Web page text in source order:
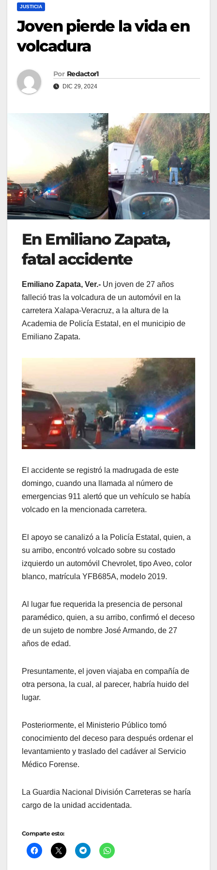
JUSTICIA
Joven pierde la vida en
volcadura
Por Redactor1
DIC 29, 2024
En Emiliano Zapata,
fatal accidente
Emiliano Zapata, Ver.- Un joven de 27 años
falleció tras la volcadura de un automóvil en la
carretera Xalapa-Veracruz, a la altura de la
Academia de Policía Estatal, en el municipio de
Emiliano Zapata.
El accidente se registró la madrugada de este
domingo, cuando una llamada al número de
emergencias 911 alertó que un vehículo se había
volcado en la mencionada carretera.
El apoyo se canalizó a la Policía Estatal, quien, a
su arribo, encontró volcado sobre su costado
izquierdo un automóvil Chevrolet, tipo Aveo, color
blanco, matrícula YFB685A, modelo 2019.
Al lugar fue requerida la presencia de personal
paramédico, quien, a su arribo, confirmó el deceso
de un sujeto de nombre José Armando, de 27
años de edad.
Presuntamente, el joven viajaba en compañía de
otra persona, la cual, al parecer, habría huido del
lugar.
Posteriormente, el Ministerio Público tomó
conocimiento del deceso para después ordenar el
levantamiento y traslado del cadáver al Servicio
Médico Forense.
La Guardia Nacional División Carreteras se haría
cargo de la unidad accidentada.
Comparte esto: